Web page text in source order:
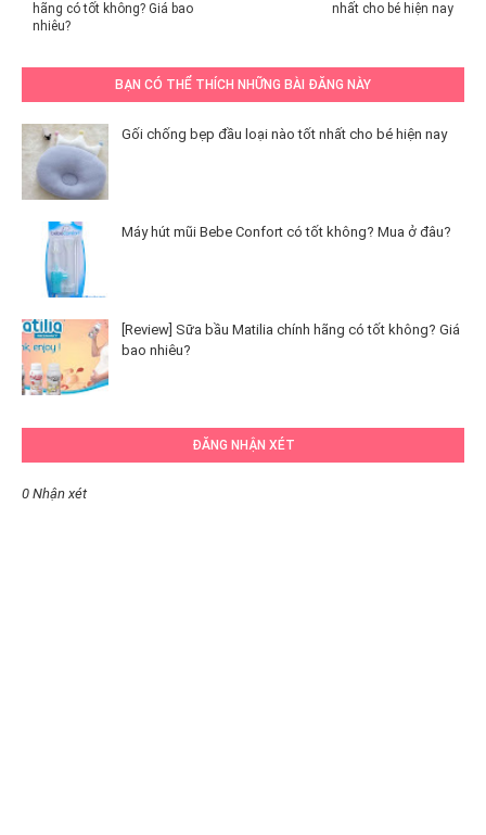
nhất cho bé hiện nay
hãng có tốt không? Giá bao
nhiêu?
BẠN CÓ THỂ THÍCH NHỮNG BÀI ĐĂNG NÀY
Gối chống bẹp đầu loại nào tốt nhất cho bé hiện nay
Máy hút mũi Bebe Confort có tốt không? Mua ở đâu?
[Review] Sữa bầu Matilia chính hãng có tốt không? Giá
bao nhiêu?
ĐĂNG NHẬN XÉT
0 Nhận xét